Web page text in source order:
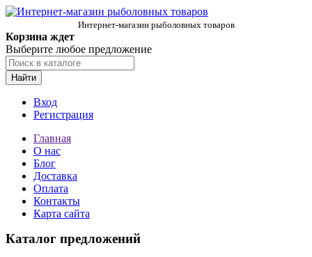
Интернет-магазин рыболовных товаров
Корзина ждет
Выберите любое предложение
Найти
Вход
Регистрация
Главная
О нас
Блог
Доставка
Оплата
Контакты
Карта сайта
Каталог предложений